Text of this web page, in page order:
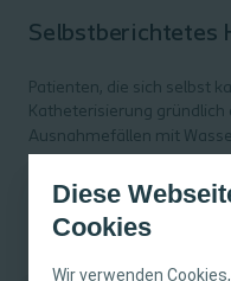
Diese
Cookies
Wir verwenden
Selbstberichtetes
Patienten, die sich selbst
Katheterisierung gründlich
Ausnahmefällen mit